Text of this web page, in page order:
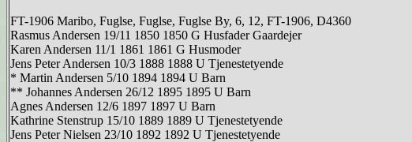
FT-1906 Maribo, Fuglse, Fuglse, Fuglse By, 6, 12, FT-1906, D4360
Rasmus Andersen 19/11 1850 1850 G Husfader Gaardejer
Karen Andersen 11/1 1861 1861 G Husmoder
Jens Peter Andersen 10/3 1888 1888 U Tjenestetyende
* Martin Andersen 5/10 1894 1894 U Barn
** Johannes Andersen 26/12 1895 1895 U Barn
Agnes Andersen 12/6 1897 1897 U Barn
Kathrine Stenstrup 15/10 1889 1889 U Tjenestetyende
Jens Peter Nielsen 23/10 1892 1892 U Tjenestetyende